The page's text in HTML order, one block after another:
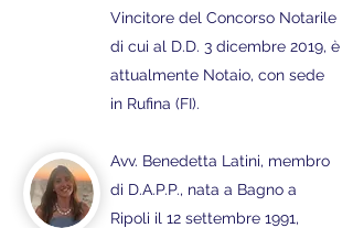
Vincitore del Concorso Notarile
di cui al D.D. 3 dicembre 2019, è
attualmente Notaio, con sede
in Rufina (FI).
Avv. Benedetta Latini, membro
di D.A.P.P., nata a Bagno a
Ripoli il 12 settembre 1991,